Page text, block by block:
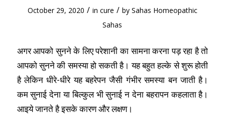
October 29, 2020 / in cure / by Sahas Homeopathic
Sahas
अगर आपको सुनने के लिए परेशानी का सामना करना पड़ रहा है तो
आपको सुनने की समस्या हो सकती है। यह बहुत हल्के से शुरू होती
है लेकिन धीरे-धीरे यह बहरेपन जैसी गंभीर समस्या बन जाती है।
कम सुनाई देना या बिल्कुल भी सुनाई न देना बहरापन कहलाता है।
आइये जानते है इसके कारण और लक्षण।